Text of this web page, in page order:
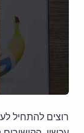
רוצים להתחיל